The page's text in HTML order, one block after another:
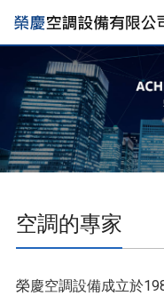
空調的專家
榮慶空調設備成立於